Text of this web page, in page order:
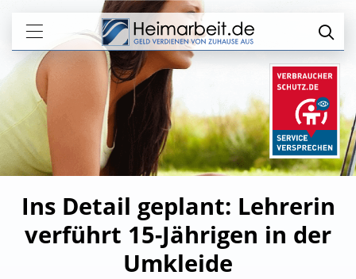
Ins Detail geplant: Lehrerin
verführt 15-Jährigen in der
Umkleide